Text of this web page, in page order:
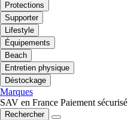
Protections
Supporter
Lifestyle
Équipements
Beach
Entretien physique
Déstockage
Marques
SAV en France Paiement sécurisé
Rechercher